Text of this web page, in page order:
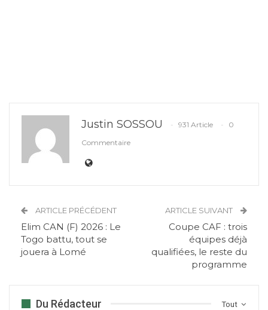
Justin SOSSOU 931 Article
0
Commentaire
ARTICLE PRÉCÉDENT
Elim CAN (F) 2026 : Le
Togo battu, tout se
jouera à Lomé
ARTICLE SUIVANT
Coupe CAF : trois
équipes déjà
qualifiées, le reste du
programme
Tout
Du Rédacteur